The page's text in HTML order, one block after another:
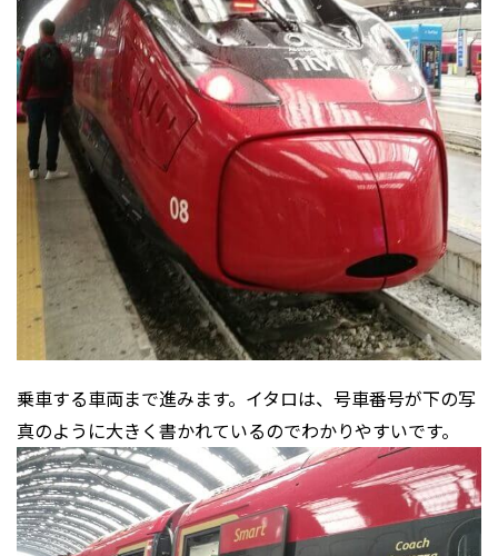
乗車する車両まで進みます。イタロは、号車番号が下の写
真のように大きく書かれているのでわかりやすいです。